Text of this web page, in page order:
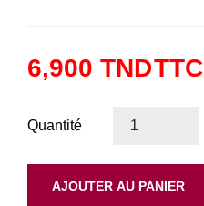
6,900 TNDTTC
Quantité
AJOUTER AU PANIER